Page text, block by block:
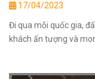
17/04/2023
Đi qua mỗi quốc gia,
khách ấn tượng và